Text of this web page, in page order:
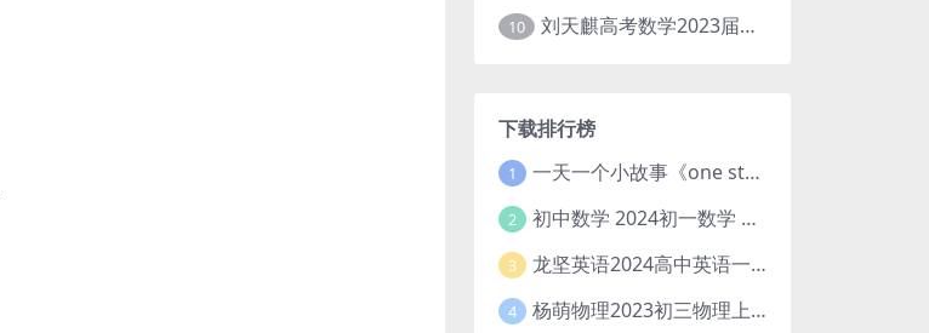
10 刘天麒高考数学2023届一轮暑假班直播课合集(A和A+)
下载排行榜
1 一天一个小故事《one story a day》初中版 百度网盘分享下载
2 初中数学 2024初一数学 朱韬数学 S班春季下 A+班春季下 百度云网盘
3 龙坚英语2024高中英语一轮系统班(全国卷+北京卷)
4 杨萌物理2023初三物理上秋季A+班(视频+讲义) 百度网盘分享